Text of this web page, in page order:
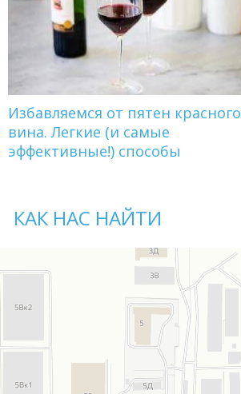
Избавляемся от пятен красного
вина. Легкие (и самые
эффективные!) способы
КАК НАС НАЙТИ